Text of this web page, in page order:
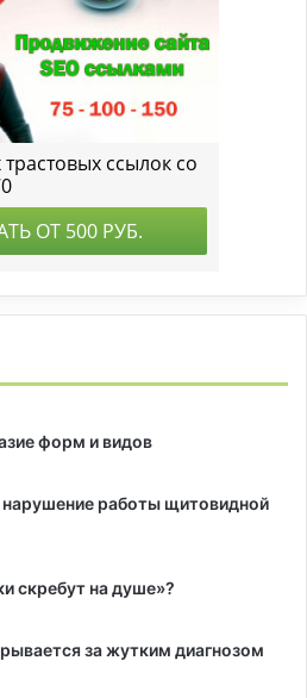
форм и видов
нарушение работы щитовидной
скребут на душе»?
за жутким диагнозом